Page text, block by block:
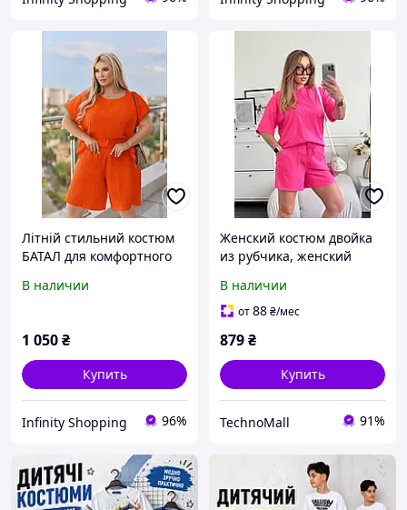
Літній стильний костюм
БАТАЛ для комфортного
В наличии
1 050₴
Купить
Infinity Shopping 96%
Женский костюм двойка
из рубчика, женский
футболкой и шортами,
женский комфортный
В наличии
от88₴/мес
879₴
Купить
TechnoMall 91%